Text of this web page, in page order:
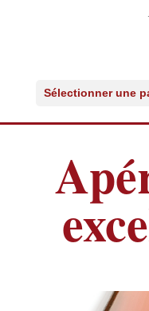
Sélectionner une